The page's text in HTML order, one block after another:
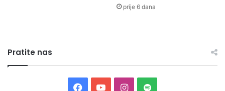
a
i
prije 6 dana
Pratite nas
I
S